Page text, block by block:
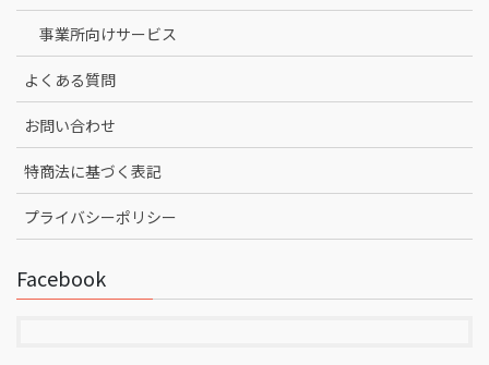
事業所向けサービス
よくある質問
お問い合わせ
特商法に基づく表記
プライバシーポリシー
Facebook